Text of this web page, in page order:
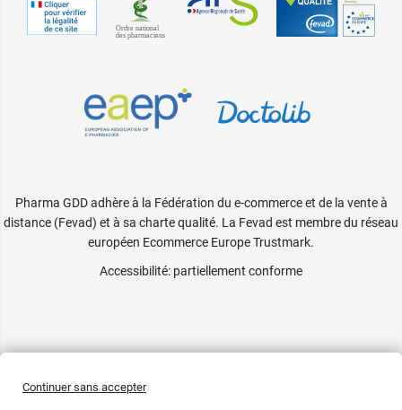
Pharma GDD adhère à la Fédération du e-commerce et de la vente à
distance (Fevad) et à sa charte qualité. La Fevad est membre du réseau
européen Ecommerce Europe Trustmark.
Accessibilité: partiellement conforme
Continuer sans accepter